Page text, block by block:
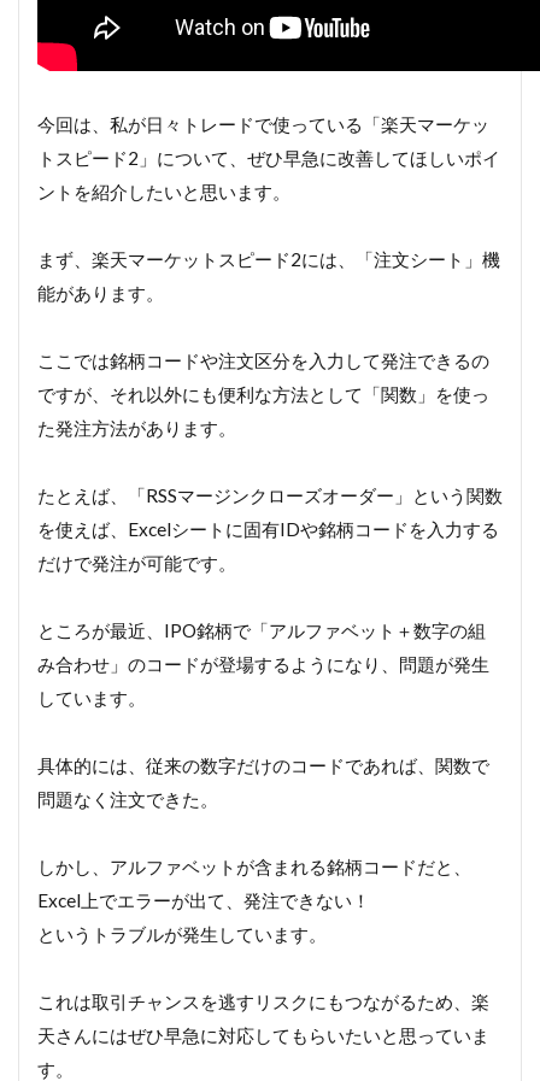
今回は、私が日々トレードで使っている「楽天マーケッ
トスピード2」について、ぜひ早急に改善してほしいポイ
ントを紹介したいと思います。
まず、楽天マーケットスピード2には、「注文シート」機
能があります。
ここでは銘柄コードや注文区分を入力して発注できるの
ですが、それ以外にも便利な方法として「関数」を使っ
た発注方法があります。
たとえば、「RSSマージンクローズオーダー」という関数
を使えば、Excelシートに固有IDや銘柄コードを入力する
だけで発注が可能です。
ところが最近、IPO銘柄で「アルファベット＋数字の組
み合わせ」のコードが登場するようになり、問題が発生
しています。
具体的には、従来の数字だけのコードであれば、関数で
問題なく注文できた。
しかし、アルファベットが含まれる銘柄コードだと、
Excel上でエラーが出て、発注できない！
というトラブルが発生しています。
これは取引チャンスを逃すリスクにもつながるため、楽
天さんにはぜひ早急に対応してもらいたいと思っていま
す。